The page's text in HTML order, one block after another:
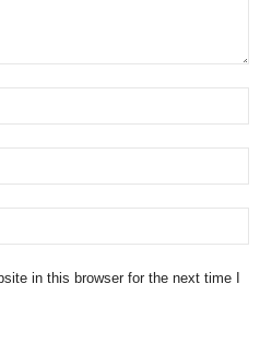
in this browser for the next time I